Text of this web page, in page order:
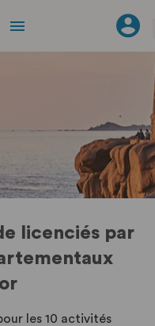
licenciés par
les 10 activités